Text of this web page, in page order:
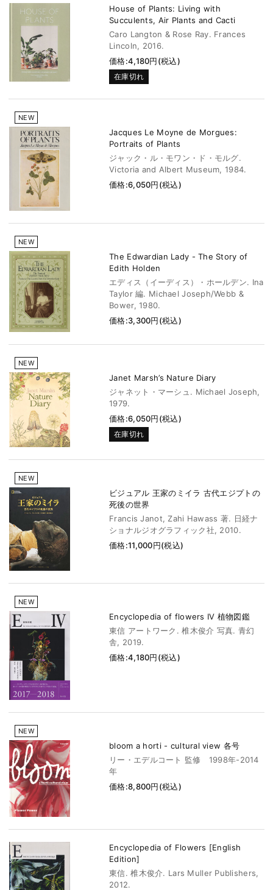
House of Plants: Living with
Succulents, Air Plants and Cacti
Caro Langton & Rose Ray. Frances
Lincoln, 2016.
価格:4,180円(税込)
在庫切れ
NEW
Jacques Le Moyne de Morgues:
Portraits of Plants
ジャック・ル・モワン・ド・モルグ.
Victoria and Albert Museum, 1984.
価格:6,050円(税込)
NEW
The Edwardian Lady - The Story of
Edith Holden
エディス（イーディス）・ホールデン. Ina
Taylor 編. Michael Joseph/Webb &
Bower, 1980.
価格:3,300円(税込)
NEW
Janet Marsh’s Nature Diary
ジャネット・マーシュ. Michael Joseph,
1979.
価格:6,050円(税込)
在庫切れ
NEW
ビジュアル 王家のミイラ 古代エジプトの
死後の世界
Francis Janot, Zahi Hawass 著. 日経ナ
ショナルジオグラフィック社, 2010.
価格:11,000円(税込)
NEW
Encyclopedia of flowers IV 植物図鑑
東信 アートワーク. 椎木俊介 写真. 青幻
舎, 2019.
価格:4,180円(税込)
NEW
bloom a horti - cultural view 各号
リー・エデルコート 監修 1998年-2014
年
価格:8,800円(税込)
Encyclopedia of Flowers [English
Edition]
東信. 椎木俊介. Lars Muller Publishers,
2012.